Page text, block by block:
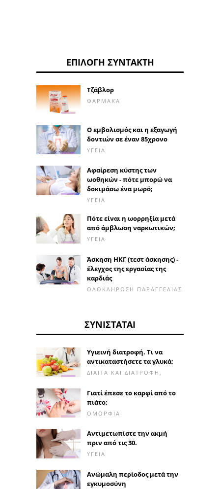
ΕΠΙΛΟΓΉ ΣΥΝΤΆΚΤΗ
Τζάβλορ
ΦΆΡΜΑΚΑ
Ο εμβολισμός και η εξαγωγή
δοντιών σε έναν 85χρονο
ΥΓΕΊΑ
Αφαίρεση κύστης των
ωοθηκών - πότε μπορώ να
δοκιμάσω ένα μωρό;
ΥΓΕΊΑ
Πότε είναι η ωορρηξία μετά
από άμβλωση ναρκωτικών;
ΥΓΕΊΑ
Άσκηση ΗΚΓ (τεστ άσκησης) -
έλεγχος της εργασίας της
καρδιάς
ΟΛΟΚΛΉΡΩΣΗ ΠΑΡΑΓΓΕΛΊΑΣ
ΣΥΝΙΣΤΆΤΑΙ
Υγιεινή διατροφή. Τι να
αντικαταστήσετε τα γλυκά;
ΔΊΑΙΤΑ ΚΑΙ ΔΙΑΤΡΟΦΉ,
Γιατί έπεσε το καρφί από το
πιάτο;
ΟΜΟΡΦΙΆ
Αντιμετωπίστε την ακμή
πριν από τις 30.
ΥΓΕΊΑ
Ανώμαλη περίοδος μετά την
εγκυμοσύνη